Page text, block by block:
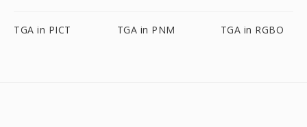
TGA in PICT TGA in PNM TGA in RGBO